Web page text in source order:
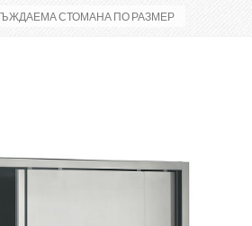
СТОМАНА ПО РАЗМЕР